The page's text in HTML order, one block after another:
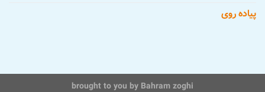
پیاده روی
brought to you by Bahram zoghi